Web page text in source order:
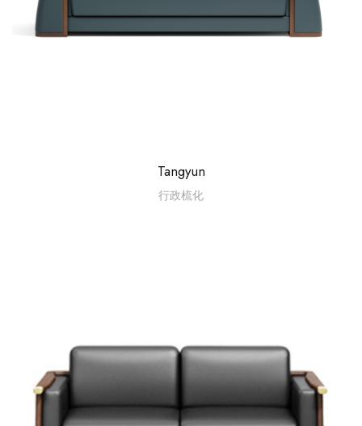
Tangyun
行政梳化